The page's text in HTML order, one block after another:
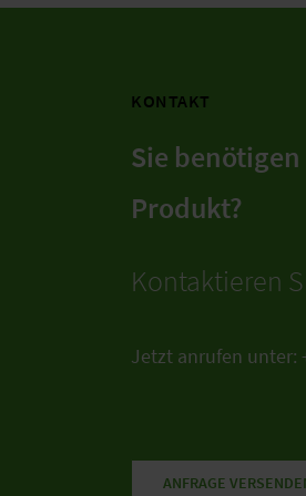
KONTAKT
Sie
Produkt?
Kontaktieren
Jetzt anrufen unter:
ANFRAGE